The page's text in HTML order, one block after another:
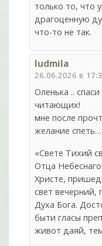
только то, что
драгоценную
что-то не так.
ludmila
26.06.2026 в
Оленька ..
читающих!
мне после
желание
«Свете Тихий
Отца
Христе,
свет вечерний,
Духа Бога.
быти гласы
живот даяй,